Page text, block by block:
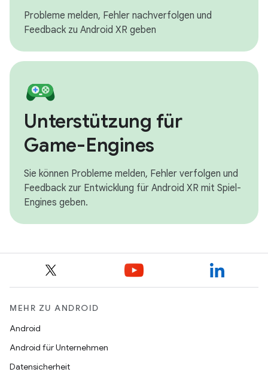
Probleme melden, Fehler nachverfolgen und
Feedback zu Android XR geben
Unterstützung für
Game-Engines
Sie können Probleme melden, Fehler verfolgen und
Feedback zur Entwicklung für Android XR mit Spiel-
Engines geben.
MEHR ZU ANDROID
Android
Android für Unternehmen
Datensicherheit